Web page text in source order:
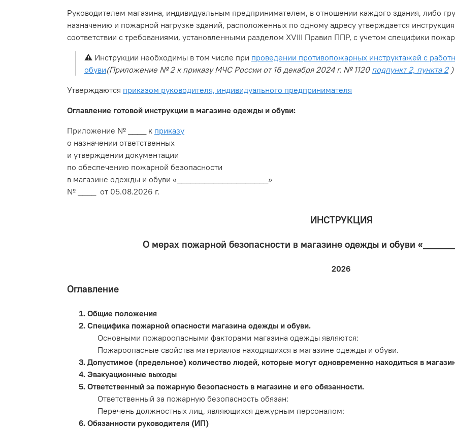
Руководителем магазина, индивидуальным предпринимателем, в отношении каждого здания, либо
назначению и пожарной нагрузке зданий, расположенных по одному адресу утверждается
соответствии с требованиями, установленными разделом XVIII Правил ППР, с учетом специфики
⚠️ Инструкции необходимы в том числе при проведении противопожарных инструктажей с
обуви(Приложение № 2 к приказу МЧС России от 16 декабря 2024 г. № 1120 подпункт 2, пункта 2)
Утверждаются приказом руководителя, индивидуального предпринимателя
Оглавление готовой инструкции в магазине одежды и обуви:
Приложение № ____ к приказу
о назначении ответственных
и утверждении документации
по обеспечению пожарной безопасности
в магазине одежды и обуви «____________________»
№ ____ от 05.08.2026 г.
ИНСТРУКЦИЯ
О мерах пожарной безопасности в магазине одежды и обуви
2026
Оглавление
Общие положения
Специфика пожарной опасности магазина одежды и обуви.
Основными пожароопасными факторами магазина одежды являются:
Пожароопасные свойства материалов находящихся в магазине одежды и обуви.
Допустимое (предельное) количество людей, которые могут одновременно находиться в
Эвакуационные выходы
Ответственный за пожарную безопасность в магазине и его обязанности.
Ответственный за пожарную безопасность обязан:
Перечень должностных лиц, являющихся дежурным персоналом:
Обязанности руководителя (ИП)